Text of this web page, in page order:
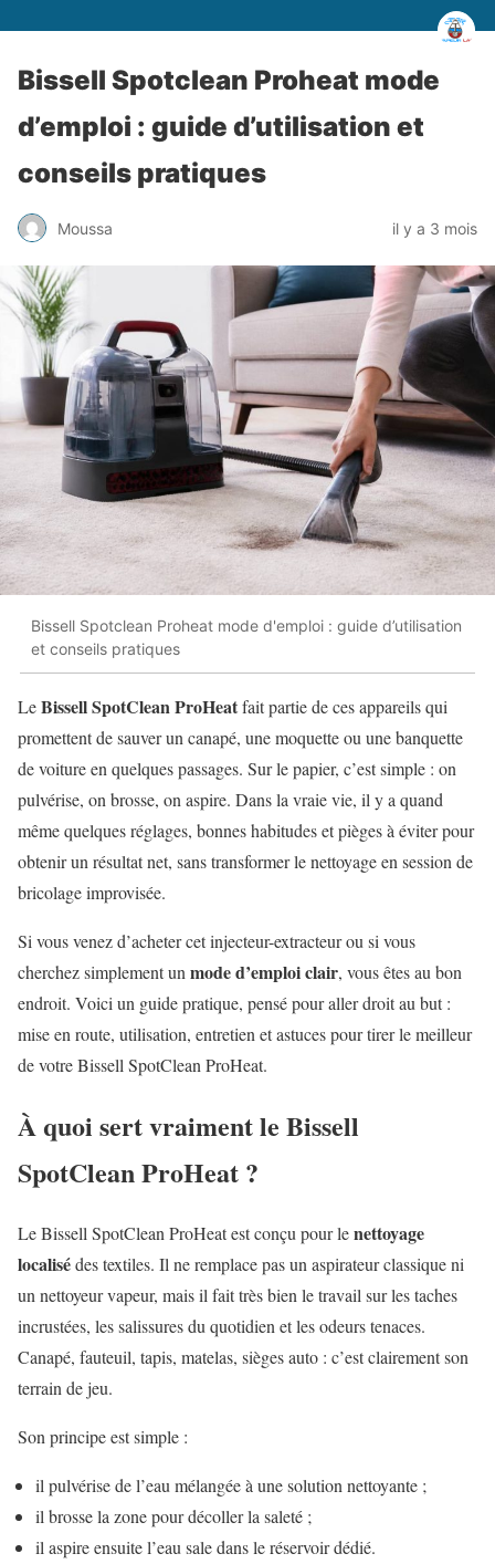
Bissell Spotclean Proheat mode
d’emploi : guide d’utilisation et
conseils pratiques
Moussa il y a 3 mois
Bissell Spotclean Proheat mode d'emploi : guide d’utilisation
et conseils pratiques
LeBissell SpotClean ProHeatfait partie de ces appareils qui
promettent de sauver un canapé, une moquette ou une banquette
de voiture en quelques passages. Sur le papier, c’est simple : on
pulvérise, on brosse, on aspire. Dans la vraie vie, il y a quand
même quelques réglages, bonnes habitudes et pièges à éviter pour
obtenir un résultat net, sans transformer le nettoyage en session de
bricolage improvisée.
Si vous venez d’acheter cet injecteur-extracteur ou si vous
cherchez simplement un mode d’emploi clair, vous êtes au bon
endroit. Voici un guide pratique, pensé pour aller droit au but :
mise en route, utilisation, entretien et astuces pour tirer le meilleur
de votre Bissell SpotClean ProHeat.
À quoi sert vraiment le Bissell
SpotClean ProHeat ?
Le Bissell SpotClean ProHeat est conçu pour lenettoyage
localisédes textiles. Il ne remplace pas un aspirateur classique ni
un nettoyeur vapeur, mais il fait très bien le travail sur les taches
incrustées, les salissures du quotidien et les odeurs tenaces.
Canapé, fauteuil, tapis, matelas, sièges auto : c’est clairement son
terrain de jeu.
Son principe est simple :
il pulvérise de l’eau mélangée à une solution nettoyante ;
il brosse la zone pour décoller la saleté ;
il aspire ensuite l’eau sale dans le réservoir dédié.